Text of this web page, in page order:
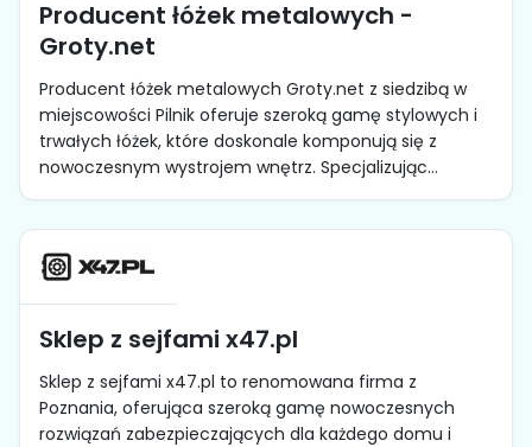
Producent łóżek metalowych -
Groty.net
Producent łóżek metalowych Groty.net z siedzibą w
miejscowości Pilnik oferuje szeroką gamę stylowych i
trwałych łóżek, które doskonale komponują się z
nowoczesnym wystrojem wnętrz. Specjalizując...
Sklep z sejfami x47.pl
Sklep z sejfami x47.pl to renomowana firma z
Poznania, oferująca szeroką gamę nowoczesnych
rozwiązań zabezpieczających dla każdego domu i